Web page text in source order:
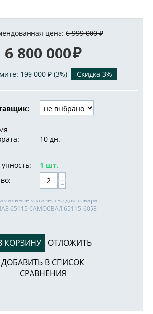
цена: 6 999 000 ₽
6 800 000₽
199 000 ₽ (3%) Скидка 3%
10 дн.
1 шт.
+
−
количество для товара
65115 САМОСВАЛ 65115-6058-
.
КОРЗИНУ
ОТЛОЖИТЬ
ДОБАВИТЬ В СПИСОК
СРАВНЕНИЯ